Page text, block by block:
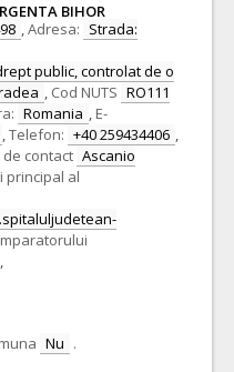
BIHOR
,Adresa: Strada:
public, controlat de o
, Cod NUTS RO111
Romania , E-
,Telefon: +40 259434406 ,
contact Ascanio
principal al
,
Nu .